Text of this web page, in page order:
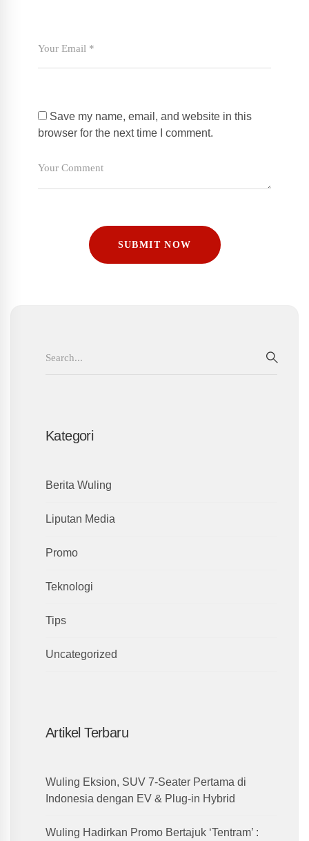
Save my name, email, and website in this
browser for the next time I comment.
for:
Kategori
Berita Wuling
Liputan Media
Promo
Teknologi
Tips
Uncategorized
Artikel Terbaru
Wuling Eksion, SUV 7-Seater Pertama di
Indonesia dengan EV & Plug-in Hybrid
Wuling Hadirkan Promo Bertajuk ‘Tentram’ :